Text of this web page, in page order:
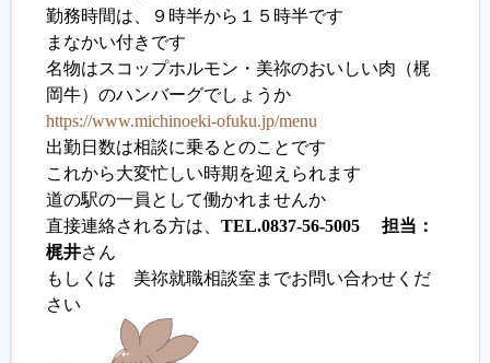
勤務時間は、９時半から１５時半です
まなかい付きです
名物はスコップホルモン・美祢のおいしい肉（梶
岡牛）のハンバーグでしょうか
https://www.michinoeki-ofuku.jp/menu
出勤日数は相談に乗るとのことです
これから大変忙しい時期を迎えられます
道の駅の一員として働かれませんか
直接連絡される方は、 TEL.0837-56-5005 担当：
梶井さん
もしくは 美祢就職相談室までお問い合わせくだ
さい